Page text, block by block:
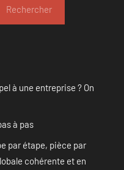
Rechercher
à une entreprise ? On
à pas
par étape, pièce par
cohérente et en